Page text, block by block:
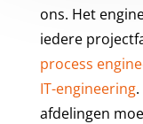
ons. Het
iedere
process
IT-engineering.
afdelingen